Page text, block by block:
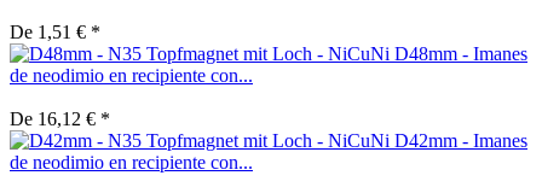
De 1,51 € *
D48mm - Imanes
de neodimio en recipiente con...
De 16,12 € *
D42mm - Imanes
de neodimio en recipiente con...